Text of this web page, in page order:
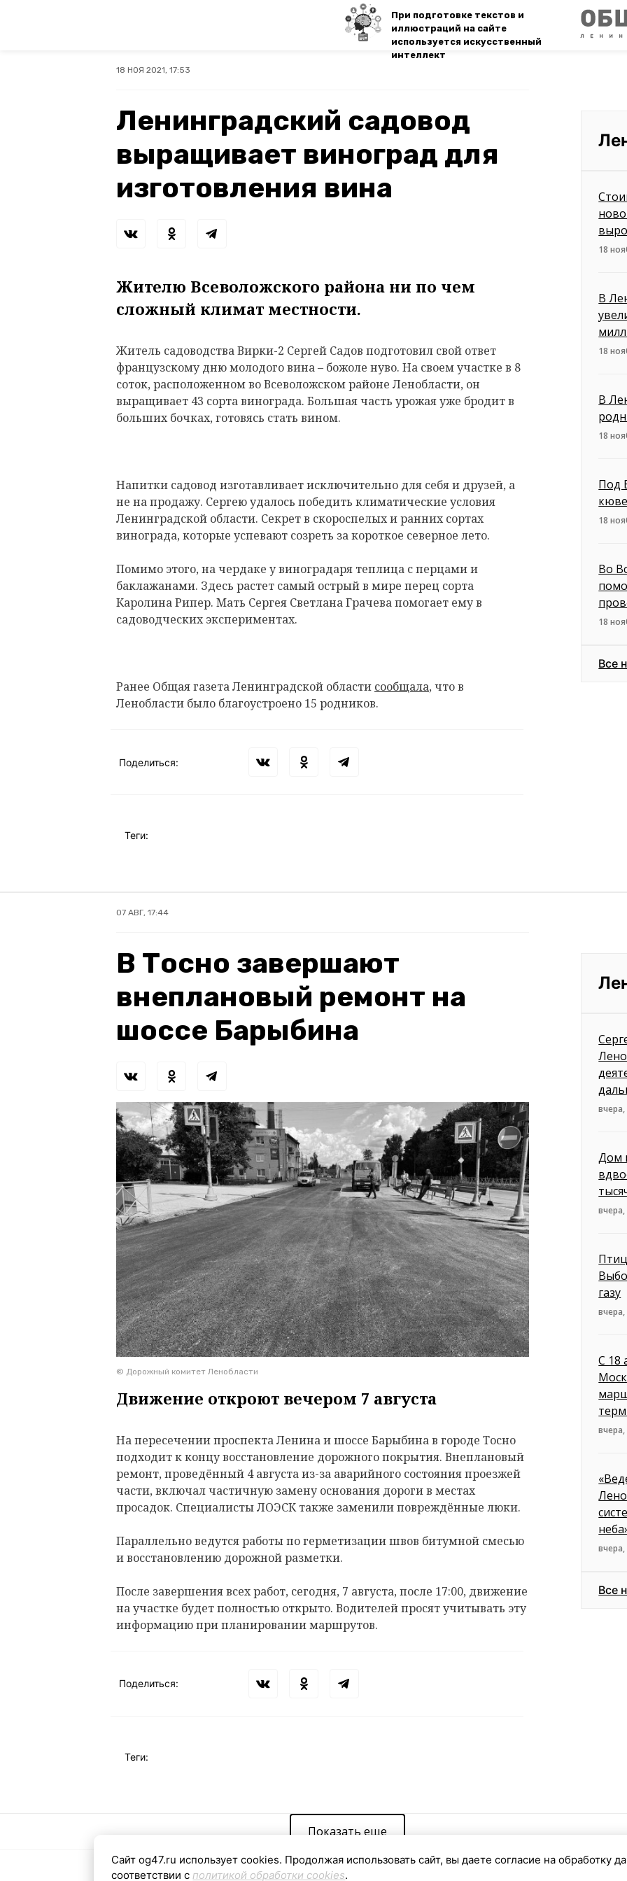
При подготовке текстов и
иллюстраций на сайте
используется искусственный
интеллект
18 НОЯ 2021, 17:53
Ленинградский садовод
выращивает виноград для
изготовления вина
Жителю Всеволожского района ни по чем
сложный климат местности.
Житель садоводства Вирки-2 Сергей Садов подготовил свой ответ
французскому дню молодого вина – божоле нуво. На своем участке в 8
соток, расположенном во Всеволожском районе Ленобласти, он
выращивает 43 сорта винограда. Большая часть урожая уже бродит в
больших бочках, готовясь стать вином.
Напитки садовод изготавливает исключительно для себя и друзей, а
не на продажу. Сергею удалось победить климатические условия
Ленинградской области. Секрет в скороспелых и ранних сортах
винограда, которые успевают созреть за короткое северное лето.
Помимо этого, на чердаке у виноградаря теплица с перцами и
баклажанами. Здесь растет самый острый в мире перец сорта
Каролина Рипер. Мать Сергея Светлана Грачева помогает ему в
садоводческих экспериментах.
Ранее Общая газета Ленинградской области сообщала, что в
Ленобласти было благоустроено 15 родников.
Поделиться:
Теги:
18
В
18
В
18
Под
18
Во
18
Все
07 АВГ, 17:44
В Тосно завершают
внеплановый ремонт на
шоссе Барыбина
© Дорожный комитет Ленобласти
Движение откроют вечером 7 августа
На пересечении проспекта Ленина и шоссе Барыбина в городе Тосно
подходит к концу восстановление дорожного покрытия. Внеплановый
ремонт, проведённый 4 августа из-за аварийного состояния проезжей
части, включал частичную замену основания дороги в местах
просадок. Специалисты ЛОЭСК также заменили повреждённые люки.
Параллельно ведутся работы по герметизации швов битумной смесью
и восстановлению дорожной разметки.
После завершения всех работ, сегодня, 7 августа, после 17:00, движение
на участке будет полностью открыто. Водителей просят учитывать эту
информацию при планировании маршрутов.
Поделиться:
Теги:
Дом
газу
вчера,
С 18
вчера,
вчера,
Все
Показать еще
Сайт og47.ru использует cookies. Продолжая использовать сайт, вы даете согласие на обработку
соответствии сполитикой обработки cookies.